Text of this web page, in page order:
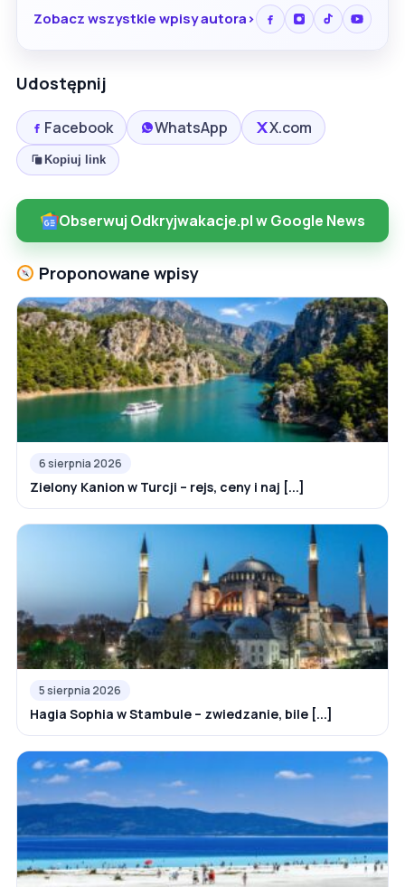
Zobacz wszystkie wpisy autora
Udostępnij
Facebook WhatsApp X.com
Kopiuj link
Obserwuj Odkryjwakacje.pl w Google News
Proponowane wpisy
6 sierpnia 2026
Zielony Kanion w Turcji – rejs, ceny i naj [...]
5 sierpnia 2026
Hagia Sophia w Stambule – zwiedzanie, bile [...]